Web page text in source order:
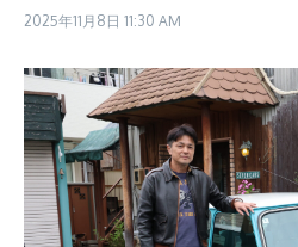
2025年11月8日 11:30 AM